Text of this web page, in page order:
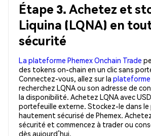
Étape 3. Achetez et
Liquina (LQNA) en
sécurité
La plateforme Phemex Onchain Trade
des tokens on-chain en un clic sans
Connectez-vous, allez sur la plateforme
recherchez LQNA ou son adresse de
la disponibilité. Achetez LQNA avec
portefeuille externe. Stockez-le dans
hautement sécurisé de Phemex.
sécurité et commencez à trader ou
dès aujourd’hui.